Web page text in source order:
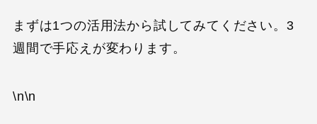
まずは1つの活用法から試してみてください。3
週間で手応えが変わります。
\n\n